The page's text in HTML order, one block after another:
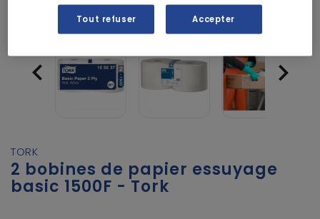
 
TORK
2 bobines de papier essuyage
basic 1500F - Tork
Tout refuser Accepter